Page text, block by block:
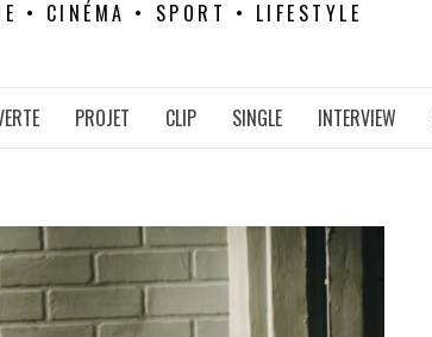
• CINÉMA • SPORT • LIFESTYLE
PROJET CLIP SINGLE INTERVIEW